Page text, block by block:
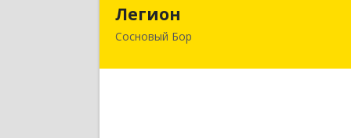
Легион
Сосновый Бор
188544, Ленинградская обл, Сосновый